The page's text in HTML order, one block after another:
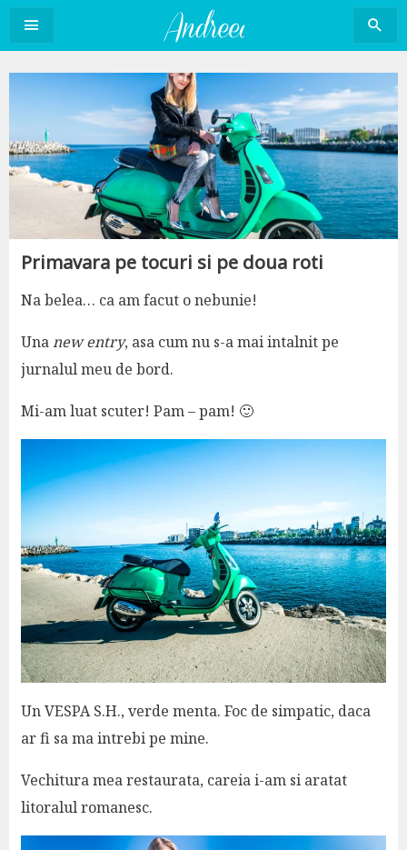
Sari
conținut
Primavara pe tocuri si pe doua roti
Na belea… ca am facut o nebunie!
Unanew entry, asa cum nu s-a mai intalnit pe
jurnalul meu de bord.
Mi-am luat scuter! Pam – pam! 🙂
Un VESPA S.H., verde menta. Foc de simpatic, daca
ar fi sa ma intrebi pe mine.
Vechitura mea restaurata, careia i-am si aratat
litoralul romanesc.